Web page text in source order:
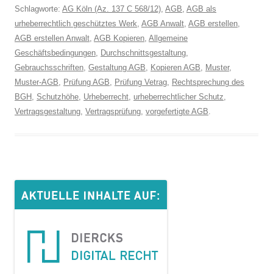
Schlagworte: AG Köln (Az. 137 C 568/12), AGB, AGB als
urheberrechtlich geschütztes Werk, AGB Anwalt, AGB erstellen,
AGB erstellen Anwalt, AGB Kopieren, Allgemeine
Geschäftsbedingungen, Durchschnittsgestaltung,
Gebrauchsschriften, Gestaltung AGB, Kopieren AGB, Muster,
Muster-AGB, Prüfung AGB, Prüfung Vetrag, Rechtsprechung des
BGH , Schutzhöhe, Urheberrecht, urheberrechtlicher Schutz,
Vertragsgestaltung, Vertragsprüfung, vorgefertigte AGB.